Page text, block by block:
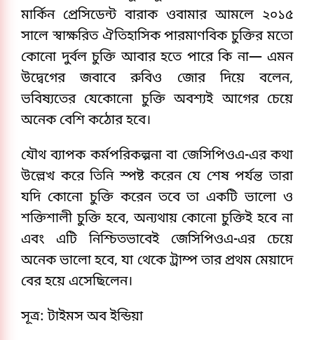
মার্কিন প্রেসিডেন্ট বারাক ওবামার আমলে ২০১৫
সালে স্বাক্ষরিত ঐতিহাসিক পারমাণবিক চুক্তির মতো
কোনো দুর্বল চুক্তি আবার হতে পারে কি না— এমন
উদ্বেগের জবাবে রুবিও জোর দিয়ে বলেন,
ভবিষ্যতের যেকোনো চুক্তি অবশ্যই আগের চেয়ে
অনেক বেশি কঠোর হবে।
যৌথ ব্যাপক কর্মপরিকল্পনা বা জেসিপিওএ-এর কথা
উল্লেখ করে তিনি স্পষ্ট করেন যে শেষ পর্যন্ত তারা
যদি কোনো চুক্তি করেন তবে তা একটি ভালো ও
শক্তিশালী চুক্তি হবে, অন্যথায় কোনো চুক্তিই হবে না
এবং এটি নিশ্চিতভাবেই জেসিপিওএ-এর চেয়ে
অনেক ভালো হবে, যা থেকে ট্রাম্প তার প্রথম মেয়াদে
বের হয়ে এসেছিলেন।
সূত্র: টাইমস অব ইন্ডিয়া